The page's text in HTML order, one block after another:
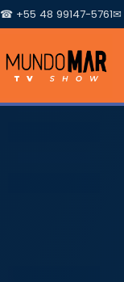
☎ +55 48 99147-5761✉